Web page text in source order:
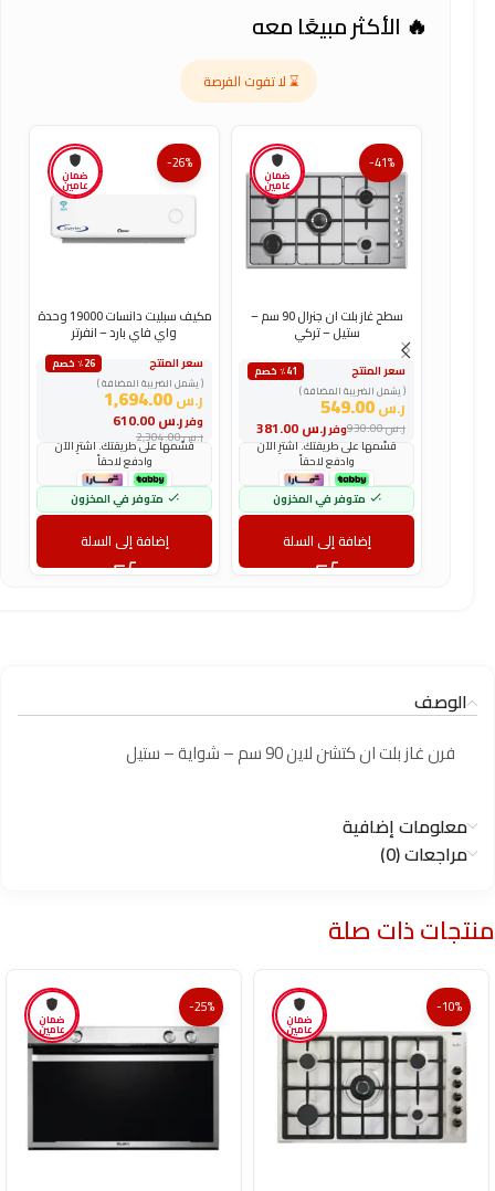
🔥 الأكثر مبيعًا معه
⌛ لا تفوت الفرصة
ضمان
عامين
-41%
سطح غاز بلت ان جنرال 90 سم –
ستيل – تركي
سعر المنتج
٪41 خصم
( يشمل الضريبة المضافة )
ر.س549.00
وفرر.س ر.س930.00
قسّمها على طريقتك. اشترِ الآن
وادفع لاحقاً
متوفر في المخزون
إضافة إلى السلة
ضمان
عامين
-26%
مكيف سبليت دانسات 19000 وحدة
واي فاي بارد – انفرتر
سعر المنتج
٪26 خصم
( يشمل الضريبة المضافة )
ر.س1,694.00
وفرر.س
ر.س2,304.00
قسّمها على طريقتك. اشترِ الآن
وادفع لاحقاً
متوفر في المخزون
إضافة إلى السلة
الوصف
فرن غاز بلت ان كتشن لاين 90 سم – شواية – ستيل
معلومات إضافية
مراجعات (0)
منتجات ذات صلة
ضمان
عامين
-10%
ضمان
عامين
-25%